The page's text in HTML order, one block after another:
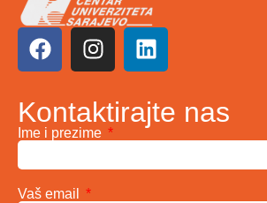
Kontaktirajte nas
Ime i prezime
Vaš email